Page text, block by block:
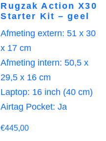
Rugzak Action X30
Starter Kit – geel
Afmeting extern: 51 x 30
x 17 cm
Afmeting intern: 50,5 x
29,5 x 16 cm
Laptop: 16 inch (40 cm)
Airtag Pocket: Ja
€445,00